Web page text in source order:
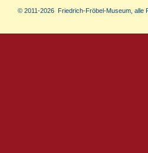
© 2011-2026 Friedrich-Fröbel-Museum, alle